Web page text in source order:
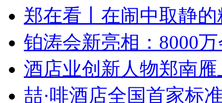
郑在看丨在闹中取静的
铂涛会新亮相：8000
酒店业创新人物郑南雁
喆·啡酒店全国首家标